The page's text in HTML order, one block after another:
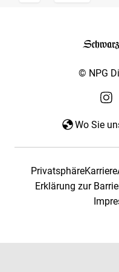
© NPG
Wo Sie
PrivatsphäreKarriere
Erklärung zur